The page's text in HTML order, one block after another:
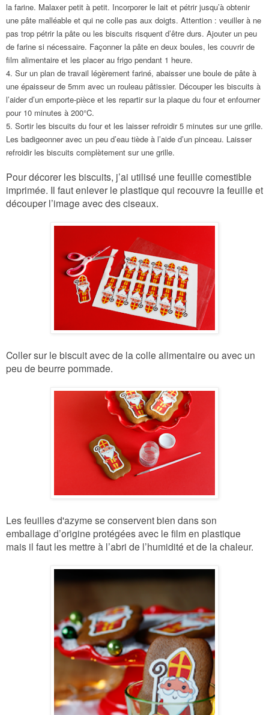
la farine. Malaxer petit à petit. Incorporer le lait et pétrir jusqu’à obtenir
une pâte malléable et qui ne colle pas aux doigts. Attention : veuillerà ne
pas trop pétrir la pâte ou les biscuits risquent d’être durs. Ajouter un peu
de farine si nécessaire. Façonner la pâte en deux boules, les couvrir de
film alimentaire et les placer au frigo pendant 1 heure.
4. Sur un plan de travail légèrement fariné, abaisser une boule de pâte à
une épaisseur de 5mm avec un rouleau pâtissier. Découper les biscuits à
l’aider d’un emporte-pièce et les repartir sur la plaque du four et enfourner
pour 10 minutes à 200°C.
5. Sortir les biscuits du four et les laisser refroidir 5 minutes sur une grille.
L es badigeonner avec un peu d’eau tiède à l’aide d’un pinceau. Laisser
refroidir les biscuits complètement sur une grille.
Pour décorer les biscuits, j’ai utilisé une feuille comestible
imprimée. Il faut enlever le plastique qui recouvre la feuille et
découper l’image avec des ciseaux.
Coller sur le biscuit avec de la colle alimentaire ou avec un
peu de beurre pommade.
Les feuillesd'azyme se conservent bien dans son
emballage d’origine protégées avec le film en plastique
mais il faut les mettre à l’abri de l’humidité et de la chaleur.